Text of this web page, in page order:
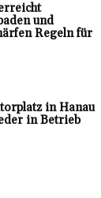
und
Regeln für
in Hanau
in Betrieb